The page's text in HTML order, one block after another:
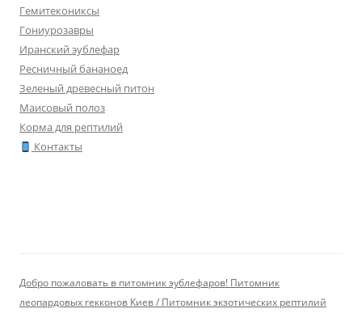
Гемитекониксы
Гониурозавры
Иранский эублефар
Ресничный бананоед
Зеленый древесный питон
Маисовый полоз
Корма для рептилий
Контакты
Добро пожаловать в питомник эублефаров! Питомник
леопардовых гекконов Киев / Питомник экзотических рептилий